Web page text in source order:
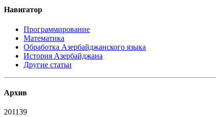
Навигатор
Программирование
Математика
Обработка Азербайджанского языка
История Азербайджана
Другие статьи
Архив
201139